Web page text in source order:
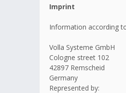
Imprint
Information according
Volla Systeme GmbH
Cologne street 102
42897 Remscheid
Germany
Represented by: